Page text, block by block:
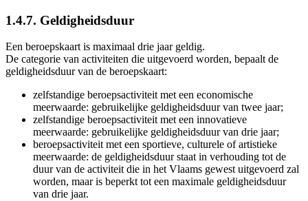
1.4.7. Geldigheidsduur
Een beroepskaart is maximaal drie jaar geldig.
De categorie van activiteiten die uitgevoerd worden, bepaalt de
geldigheidsduur van de beroepskaart:
zelfstandige beroepsactiviteit met een economische
meerwaarde: gebruikelijke geldigheidsduur van twee jaar;
zelfstandige beroepsactiviteit met een innovatieve
meerwaarde: gebruikelijke geldigheidsduur van drie jaar;
beroepsactiviteit met een sportieve, culturele of artistieke
meerwaarde: de geldigheidsduur staat in verhouding tot de
duur van de activiteit die in het Vlaams gewest uitgevoerd zal
worden, maar is beperkt tot een maximale geldigheidsduur
van drie jaar.